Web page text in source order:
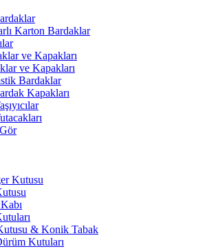
Karton Bardaklar
ve Kapakları
ve Kapakları
Bardaklar
Kapakları
Kutusu
& Konik Tabak
Kutuları